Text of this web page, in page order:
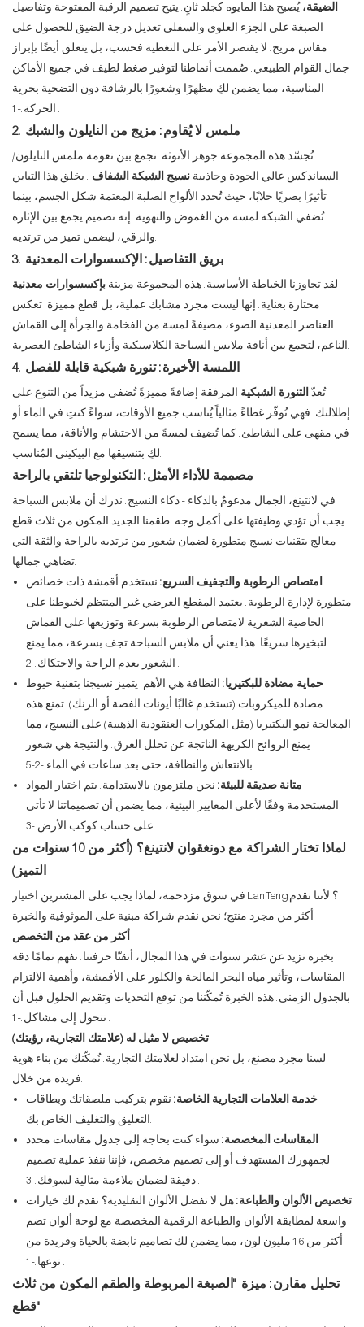
الضيقة،يُصبح هذا المايوه كجلد ثانٍ. يتيح تصميم الرقبة المفتوحة وتفاصيل
الصبغة على الجزء العلوي والسفلي تعديل درجة الضيق للحصول على
مقاس مريح. لا يقتصر الأمر على التغطية فحسب، بل يتعلق أيضًا بإبراز
جمال القوام الطبيعي. صُممت أنماطنا لتوفير ضغط لطيف في جميع الأماكن
المناسبة، مما يضمن لكِ مظهرًا وشعورًا بالرشاقة دون التضحية بحرية
الحركة.-1 .
2. ملمس لا يُقاوم: مزيج من النايلون والشبك
تُجسّد هذه المجموعة جوهر الأنوثة. نجمع بين نعومة ملمس النايلون/
السباندكس عالي الجودة وجاذبية نسيج الشبكة الشفاف . يخلق هذا التباين
تأثيرًا بصريًا خلابًا، حيث تُحدد الألواح الصلبة المعتمة شكل الجسم، بينما
تُضفي الشبكة لمسة من الغموض والتهوية. إنه تصميم يجمع بين الإثارة
والرقي، ليضمن تميز من ترتديه.
3. بريق التفاصيل: الإكسسوارات المعدنية
لقد تجاوزنا الخياطة الأساسية. هذه المجموعة مزينة بإكسسوارات معدنية
مختارة بعناية. إنها ليست مجرد مشابك عملية، بل قطع مميزة. تعكس
العناصر المعدنية الضوء، مضيفةً لمسة من الفخامة والجرأة إلى القماش
الناعم، لتجمع بين أناقة ملابس السباحة الكلاسيكية وأزياء الشاطئ العصرية.
4. اللمسة الأخيرة: تنورة شبكية قابلة للفصل
تُعدّالتنورة الشبكية المرفقة إضافةً مميزةً تُضفي مزيداً من التنوع على
إطلالتك. فهي تُوفّر غطاءً مثالياً يُناسب جميع الأوقات، سواءً كنتِ في الماء أو
في مقهى على الشاطئ. كما تُضيف لمسةً من الاحتشام والأناقة، مما يسمح
لكِ بتنسيقها مع البيكيني المُناسب.
مصممة للأداء الأمثل: التكنولوجيا تلتقي بالراحة
في لانتينغ، الجمال مدعومٌ بالذكاء - ذكاء النسيج. ندرك أن ملابس السباحة
يجب أن تؤدي وظيفتها على أكمل وجه. طقمنا الجديد المكون من ثلاث قطع
معالج بتقنيات نسيج متطورة لضمان شعور من ترتديه بالراحة والثقة التي
تضاهي جمالها.
امتصاص الرطوبة والتجفيف السريع: نستخدم أقمشة ذات خصائص
متطورة لإدارة الرطوبة. يعتمد المقطع العرضي غير المنتظم لخيوطنا على
الخاصية الشعرية لامتصاص الرطوبة بسرعة وتوزيعها على القماش
لتبخيرها سريعًا. هذا يعني أن ملابس السباحة تجف بسرعة، مما يمنع
الشعور بعدم الراحة والاحتكاك.-2
.
حماية مضادة للبكتيريا: النظافة هي الأهم. يتميز نسيجنا بتقنية خيوط
مضادة للميكروبات (تستخدم غالبًا أيونات الفضة أو الزنك). تمنع هذه
المعالجة نمو البكتيريا (مثل المكورات العنقودية الذهبية) على النسيج، مما
يمنع الروائح الكريهة الناتجة عن تحلل العرق. والنتيجة هي شعور
بالانتعاش والنظافة، حتى بعد ساعات في الماء.-2
-5
.
متانة صديقة للبيئة: نحن ملتزمون بالاستدامة. يتم اختيار المواد
المستخدمة وفقًا لأعلى المعايير البيئية، مما يضمن أن تصميماتنا لا تأتي
على حساب كوكب الأرض.-3 .
لماذا تختار الشراكة مع دونغقوان لانتينغ؟ (أكثر من 10 سنوات من
التميز)
في سوق مزدحمة، لماذا يجب على المشترين اختيار LanTeng؟ لأننا نقدم
أكثر من مجرد منتج؛ نحن نقدم شراكة مبنية على الموثوقية والخبرة.
أكثر من عقد من التخصص
بخبرة تزيد عن عشر سنوات في هذا المجال، أتقنّا حرفتنا. نفهم تمامًا دقة
المقاسات، وتأثير مياه البحر المالحة والكلور على الأقمشة، وأهمية الالتزام
بالجدول الزمني. هذه الخبرة تُمكّننا من توقع التحديات وتقديم الحلول قبل أن
تتحول إلى مشاكل.-1
.
تخصيص لا مثيل له (علامتك التجارية، رؤيتك)
لسنا مجرد مصنع، بل نحن امتداد لعلامتك التجارية. نُمكّنك من بناء هوية
فريدة من خلال:
خدمة العلامات التجارية الخاصة: نقوم بتركيب ملصقاتك وبطاقات
التعليق والتغليف الخاص بك.
المقاسات المخصصة: سواء كنت بحاجة إلى جدول مقاسات محدد
لجمهورك المستهدف أو إلى تصميم مخصص، فإننا ننفذ عملية تصميم
دقيقة لضمان ملاءمة مثالية لسوقك.-3
.
تخصيص الألوان والطباعة:هل لا تفضل الألوان التقليدية؟ نقدم لك خيارات
واسعة لمطابقة الألوان والطباعة الرقمية المخصصة مع لوحة ألوان تضم
أكثر من 16 مليون لون، مما يضمن لك تصاميم نابضة بالحياة وفريدة من
نوعها.-1 .
تحليل مقارن: ميزة "الصبغة المربوطة والطقم المكون من ثلاث
قطع"